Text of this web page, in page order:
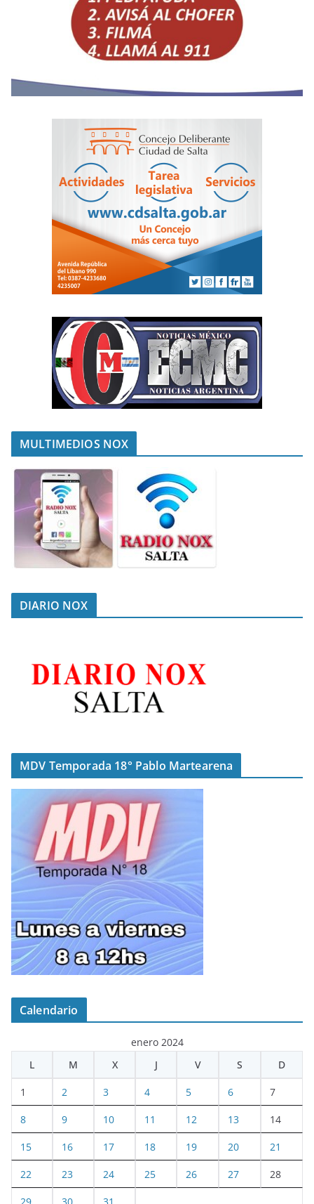
MULTIMEDIOS NOX
DIARIO NOX
MDV Temporada 18° Pablo Martearena
Calendario
enero 2024
L
M X J V S D
1 2 3 4 5 6 7
8 9 10 11 12 13 14
15 16 17 18 19 20 21
22 23 24 25 26 27 28